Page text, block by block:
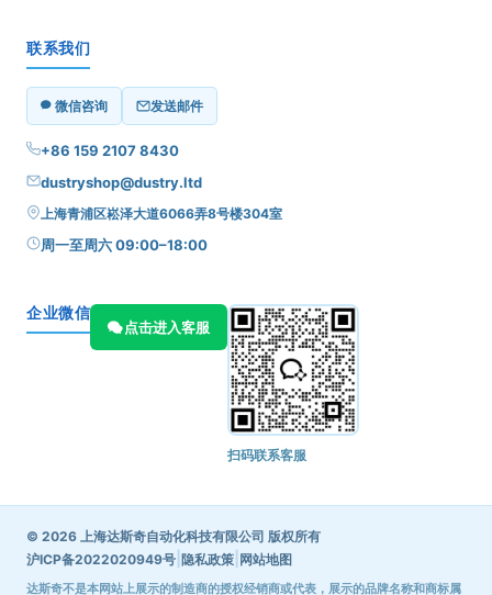
联系我们
微信咨询 发送邮件
+86 159 2107 8430
dustryshop@dustry.ltd
上海青浦区崧泽大道6066弄8号楼304室
周一至周六 09:00–18:00
企业微信
点击进入客服
扫码联系客服
© 2026 上海达斯奇自动化科技有限公司 版权所有
沪ICP备2022020949号 隐私政策 网站地图
达斯奇不是本网站上展示的制造商的授权经销商或代表，展示的品牌名称和商标属